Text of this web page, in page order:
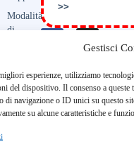
Gestisci
esperienze, utilizziamo
del dispositivo. Il consenso a queste
di navigazione o ID unici su questo
su alcune caratteristiche e
Modalità
di
frequenti
FAQ
Richiesta
>>